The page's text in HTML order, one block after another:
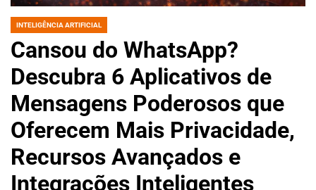
POSTED
INTELIGÊNCIA ARTIFICIAL
Cansou do WhatsApp?
Descubra 6 Aplicativos de
Mensagens Poderosos que
Oferecem Mais Privacidade,
Recursos Avançados e
Integrações Inteligentes